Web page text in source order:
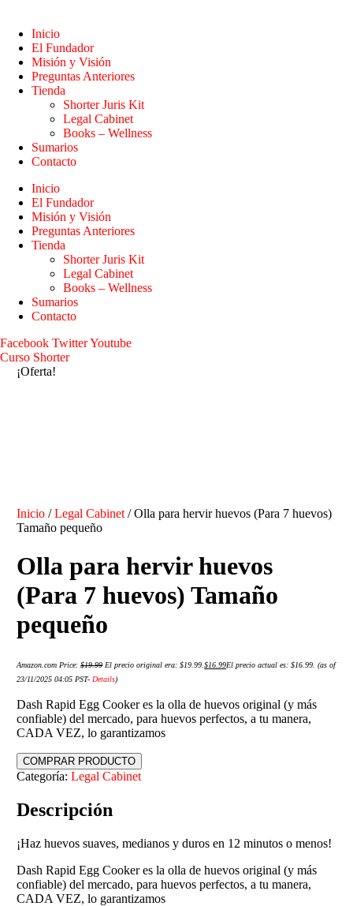
Inicio
El Fundador
Misión y Visión
Preguntas Anteriores
Tienda
Shorter Juris Kit
Legal Cabinet
Books – Wellness
Sumarios
Contacto
Inicio
El Fundador
Misión y Visión
Preguntas Anteriores
Tienda
Shorter Juris Kit
Legal Cabinet
Books – Wellness
Sumarios
Contacto
Facebook TwitterYoutube
Curso Shorter
¡Oferta!
Inicio /Legal Cabinet / Olla para hervir huevos (Para 7 huevos)
Tamaño pequeño
Olla para hervir huevos
(Para 7 huevos) Tamaño
pequeño
Amazon.com Price:$19.99 El precio original era: $19.99.$16.99El precio actual es: $16.99. (as of
23/11/2025 04:05 PST- Details)
Dash Rapid Egg Cooker es la olla de huevos original (y más
confiable) del mercado, para huevos perfectos, a tu manera,
CADA VEZ, lo garantizamos
COMPRAR PRODUCTO
Categoría:Legal Cabinet
Descripción
¡Haz huevos suaves, medianos y duros en 12 minutos o menos!
Dash Rapid Egg Cooker es la olla de huevos original (y más
confiable) del mercado, para huevos perfectos, a tu manera,
CADA VEZ, lo garantizamos